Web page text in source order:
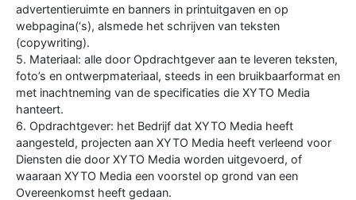
advertentieruimte en banners in printuitgaven en op
webpagina(‘s), alsmede het schrijven van teksten
(copywriting).
5. Materiaal: alle door Opdrachtgever aan te leveren teksten,
foto’s en ontwerpmateriaal, steeds in een bruikbaarformat en
met inachtneming van de specificaties die XYTO Media
hanteert.
6. Opdrachtgever: het Bedrijf dat XYTO Media heeft
aangesteld, projecten aan XYTO Media heeft verleend voor
Diensten die door XYTO Media worden uitgevoerd, of
waaraan XYTO Media een voorstel op grond van een
Overeenkomst heeft gedaan.